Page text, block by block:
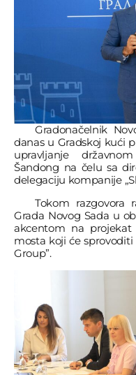
Gradonačelnik
danas u Gradskoj kući
upravljanje
Šandong na čelu sa
delegaciju kompanije
Tokom razgovora
Grada Novog Sada u
akcentom na projekat
mosta koji će
Group”.